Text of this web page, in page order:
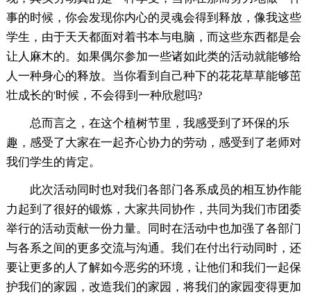
事的时候，你会发现你内心的灵魂会得到释放，像我这些
学生，由于天天都面对着书本与电脑，而这些东西都是会
让人麻木的。如果偶尔参加一些诸如此类的活动就能够给
人一种身心的释放。当你看到自己种下的花花草草能够茁
壮成长的'时候，不会得到一种欣慰吗?
总而言之，在这个植树节里，我感受到了环保的乐
趣，感受了大家在一起齐心协力的劳动，感受到了老师对
我们学生的肯定。
此次活动同时也对我们各部门各系成员的相互协作能
力起到了很好的锻炼，大家共同协作，共同为我们市团委
举行的活动贡献一份力量。同时在活动中也加强了各部门
与各系之间的更多交流与沟通。我们在付出行动同时，还
要让更多的人了解如今恶劣的环境，让他们和我们一起保
护我们的家园，改造我们的家园，将我们的家园变得更加